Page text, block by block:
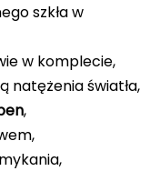
szkła w
w komplecie,
natężenia światła,
,